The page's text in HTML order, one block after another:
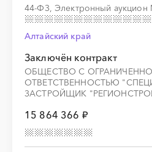
44-ФЗ, Электронный аукцион
Алтайский край
Заключён контракт
ОБЩЕСТВО С
ОТВЕТСТВЕННОСТЬЮ
ЗАСТРОЙЩИК
15 864 366 ₽